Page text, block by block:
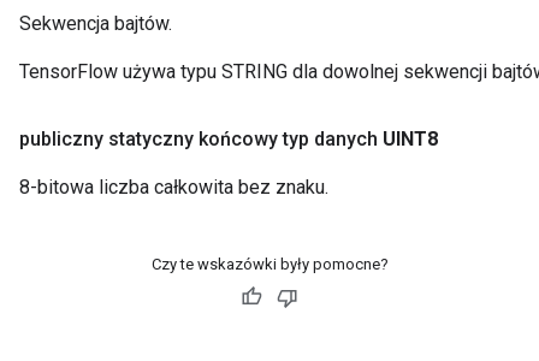
Sekwencja bajtów.
TensorFlow używa typu STRING dla dowolnej sekwencji
publiczny statyczny końcowy typ danych UINT8
8-bitowa liczba całkowita bez znaku.
Czy te wskazówki były pomocne?